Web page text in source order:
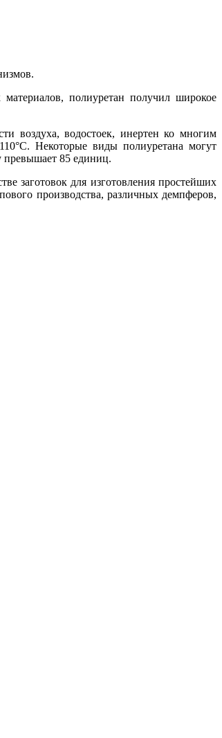
полиуретан получил широкое
воздуха, водостоек, инертен ко многим
Некоторые виды полиуретана могут
превышает 85 единиц.
заготовок для изготовления простейших
производства, различных демпферов,